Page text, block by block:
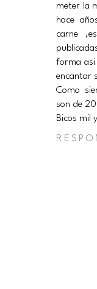
meter la
hace
carne
forma
encantar
Como
son de
Bicos mil